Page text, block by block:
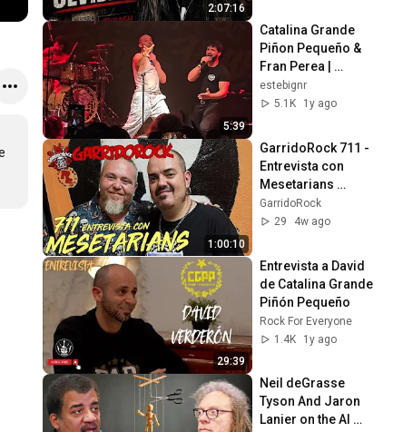
2:07:16
5:39
Catalina Grande
Piñon Pequeño &
Fran Perea |
Pudrirme en la ITV
estebignr
5.1K
1y ago
1:00:10
GarridoRock 711 -
Entrevista con
Mesetarians
(06/06/2026)
GarridoRock
29
4w ago
29:39
Entrevista a David
de Catalina Grande
Piñón Pequeño
Rock For Everyone
1.4K
1y ago
Neil deGrasse
Tyson And Jaron
Lanier on the AI